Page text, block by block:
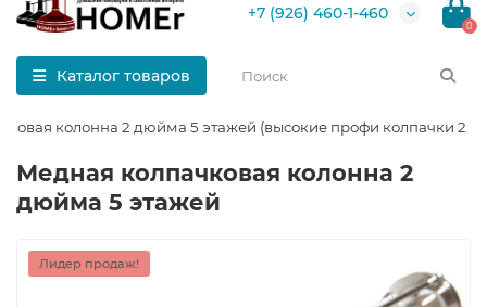
+7 (926) 460-1-460
0
Каталог товаров
колонна 2 дюйма 5 этажей (высокие профи колпачки 2 в
Медная колпачковая колонна 2
дюйма 5 этажей
Лидер продаж!